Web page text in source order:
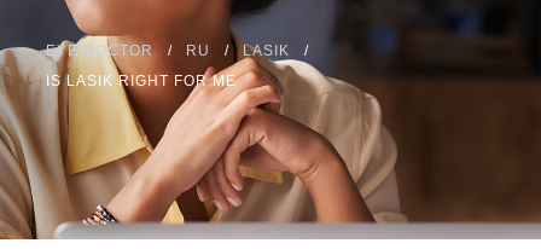
EYE DOCTOR RU
LASIK
IS LASIK RIGHT FOR ME
БУТИК
Оплатить